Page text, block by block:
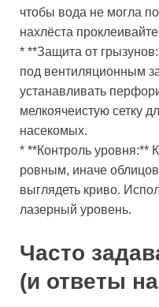
чтобы вода не могла
нахлёста
* **Защита от
под вентиляционным
устанавливать
мелкоячеистую сетку
насекомых.
* **Контроль уровня:**
ровным, иначе
выглядеть криво.
лазерный уровень.
Часто
(и ответы